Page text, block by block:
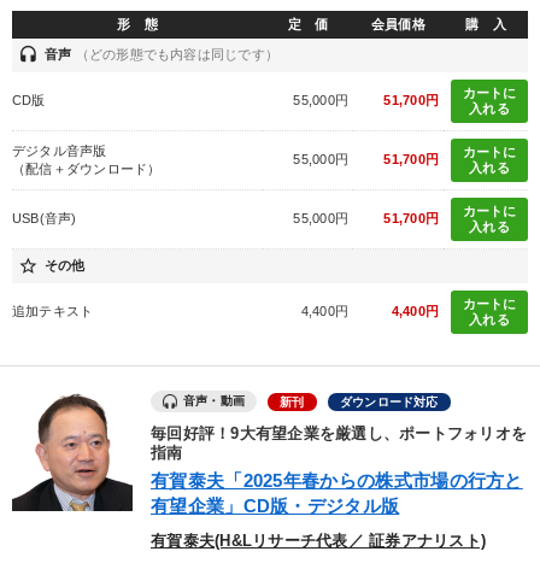
形 態 定 価 会員価格 購 入
headset 音声 （どの形態でも内容は同じです）
CD版 55,000円 51,700円
カートに
入れる
デジタル音声版
（配信＋ダウンロード）
55,000円 51,700円
カートに
入れる
USB(音声) 55,000円 51,700円
カートに
入れる
star_border その他
追加テキスト 4,400円 4,400円
カートに
入れる
音声・動画 新刊 ダウンロード対応
毎回好評！9大有望企業を厳選し、ポートフォリオを
指南
有賀泰夫「2025年春からの株式市場の行方と
有望企業」CD版・デジタル版
有賀泰夫(H&Lリサーチ代表／ 証券アナリスト)